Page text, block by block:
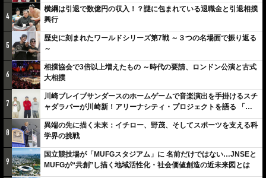
4
横綱は引退で数億円の収入！？謎に包まれている退職金と引退相撲
興行
5
歴史に刻まれたワールドシリーズ第7戦 ～３つの名場面で振り返る
～
6
相撲協会で3倍以上増えたもの ～時代の要請、ロンドン公演と古式
大相撲
7
川崎ブレイブサンダースのホームゲームで音楽演出を手掛けるスチ
ャダラパーが川崎新！アリーナシティ・プロジェクトを語る 「楽
しみでしかないでしょ。川崎は、ずっと成長曲線だから」
8
異端の先に描く未来：イチロー、野茂、そしてスポーツを支える科
学界の挑戦
9
国立競技場が「MUFGスタジアム」に 名前だけではない…JNSEと
MUFGが“共創”し描く地域活性化・社会価値創造の近未来図とは